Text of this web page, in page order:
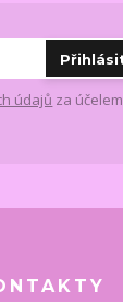
údajů za účelem